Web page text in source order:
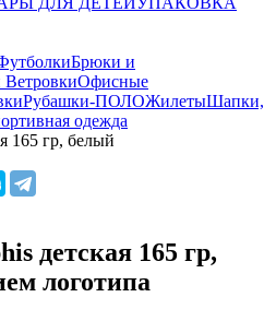
Брюки и
Офисные
Рубашки-ПОЛОЖилетыШапки,
одежда
165 гр, белый
детская 165 гр,
логотипа